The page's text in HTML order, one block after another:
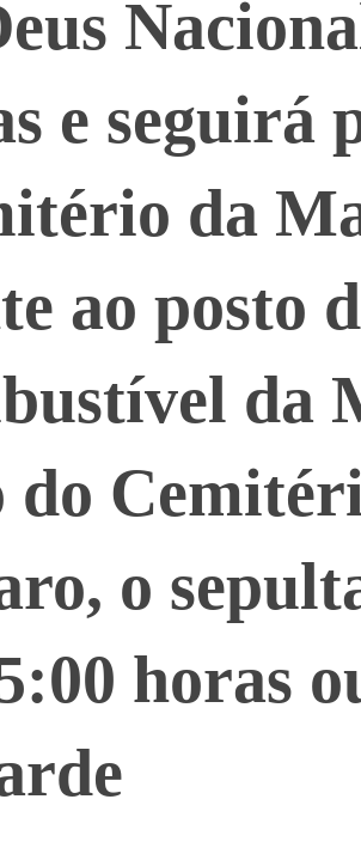
e seguirá
da
ao posto
da
do
o
horas